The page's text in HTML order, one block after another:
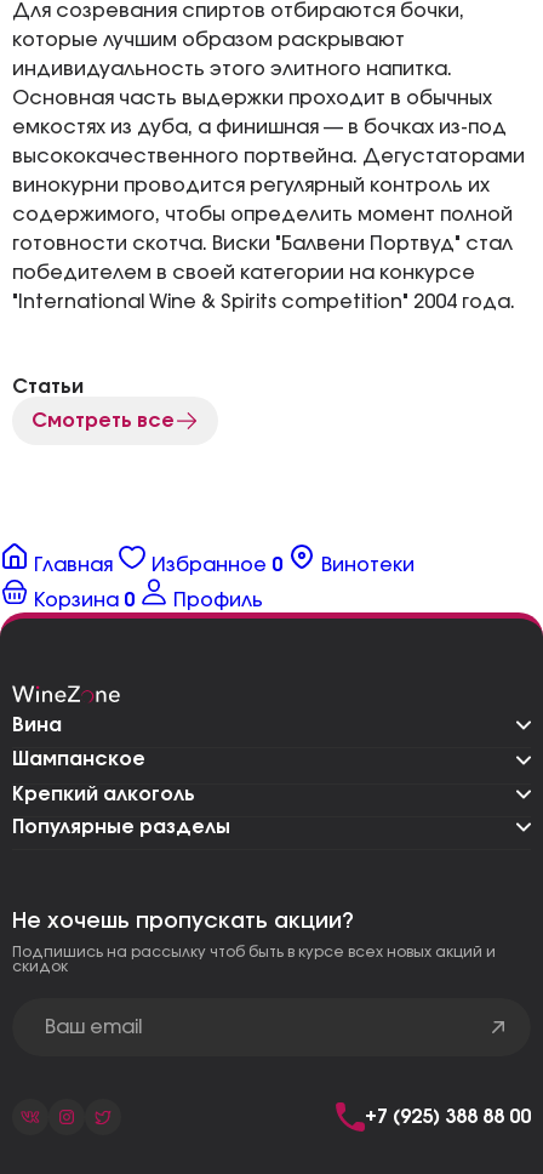
Для созревания спиртов отбираются бочки,
которые лучшим образом раскрывают
индивидуальность этого элитного напитка.
Основная часть выдержки проходит в обычных
емкостях из дуба, а финишная — в бочках из-под
высококачественного портвейна. Дегустаторами
винокурни проводится регулярный контроль их
содержимого, чтобы определить момент полной
готовности скотча. Виски "Балвени Портвуд" стал
победителем в своей категории на конкурсе
"International Wine & Spirits competition" 2004 года.
Статьи
Смотреть все
Главная Избранное 0
Винотеки
Корзина 0 Профиль
Вина
Шампанское
Крепкий алкоголь
Популярные разделы
Не хочешь пропускать акции?
Подпишись на рассылку чтоб быть в курсе всех новых акций и
скидок
+7 (925) 388 88 00